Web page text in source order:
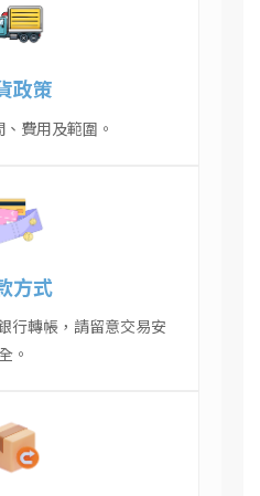
政策
費用及範圍。
方式
行轉帳，請留意交易安
全。